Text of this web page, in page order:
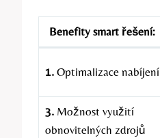
Benefity smart řešení:
1.Optimalizace nabíjení
3.Možnost využití
obnovitelných zdrojů